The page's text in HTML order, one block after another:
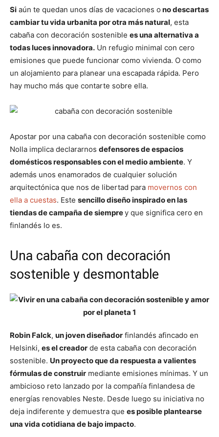
p
r
i
r
e
n
w
t
e
r
)
p
r
i
r
e
n
e
o
o
k
p
r
i
r
e
n
t
r
e
s
t
p
r
i
r
e
n
i p
i
r
e
n
t
p
p
Si aún te quedan unos días de vacaciones o no descartas
cambiar tu vida urbanita por otra más natural, esta
cabaña con decoración sostenible es una alternativa a
todas luces innovadora. Un refugio minimal con cero
emisiones que puede funcionar como vivienda. O como
un alojamiento para planear una escapada rápida. Pero
hay mucho más que contarte sobre ella.
Apostar por una cabaña con decoración sostenible como
Nolla implica declararnos defensores de espacios
domésticos responsables con el medio ambiente. Y
además unos enamorados de cualquier solución
arquitectónica que nos de libertad para movernos con
ella a cuestas. Este sencillo diseño inspirado en las
tiendas de campaña de siemprey que significa cero en
finlandés lo es.
Una cabaña con decoración
sostenible y desmontable
Robin Falck, un joven diseñador finlandés afincado en
Helsinki, es el creador de esta cabaña con decoración
sostenible. Un proyecto que da respuesta a valientes
fórmulas de construir mediante emisiones mínimas. Y un
ambicioso reto lanzado por la compañía finlandesa de
energías renovables Neste. Desde luego su iniciativa no
deja indiferente y demuestra que es posible plantearse
una vida cotidiana de bajo impacto.